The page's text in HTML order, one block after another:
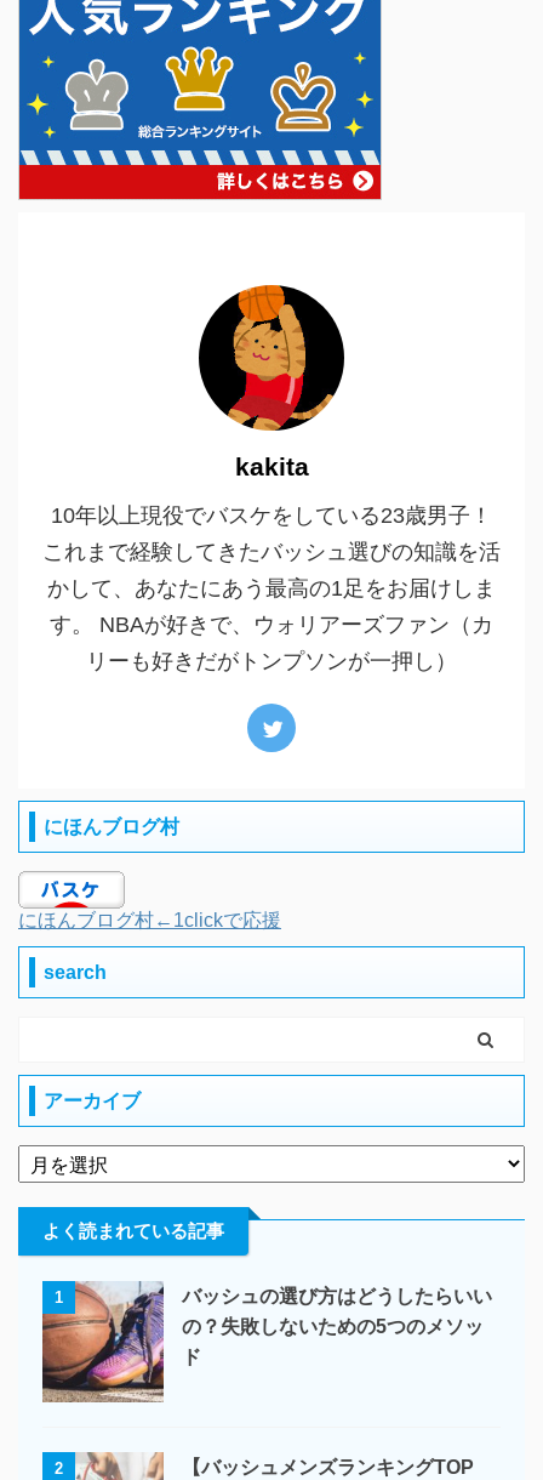
kakita
10年以上現役でバスケをしている23歳男子！
これまで経験してきたバッシュ選びの知識を活
かして、あなたにあう最高の1足をお届けしま
す。 NBAが好きで、ウォリアーズファン（カ
リーも好きだがトンプソンが一押し）
にほんブログ村
にほんブログ村←1clickで応援
search
アーカイブ
よく読まれている記事
1
バッシュの選び方はどうしたらいい
の？失敗しないための5つのメソッ
ド
2
【バッシュメンズランキングTOP